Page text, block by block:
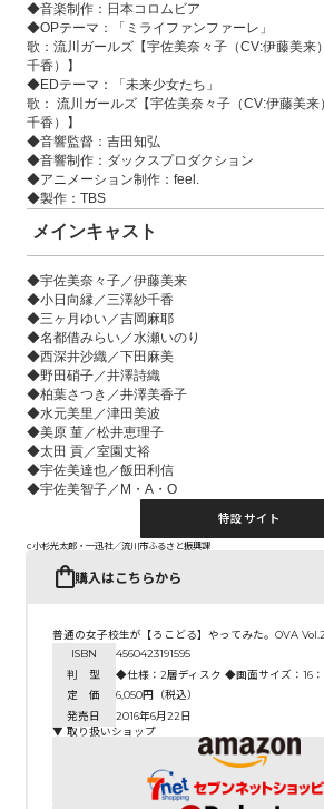
◆音楽制作：日本コロムビア
◆OPテーマ：「ミライファンファーレ」
歌：流川ガールズ【宇佐美奈々子（CV:伊藤美来
千香）】
◆EDテーマ：「未来少女たち」
歌： 流川ガールズ【宇佐美奈々子（CV:伊藤美
千香）】
◆音響監督：吉田知弘
◆音響制作：ダックスプロダクション
◆アニメーション制作：feel.
◆製作：TBS
メインキャスト
◆宇佐美奈々子／伊藤美来
◆小日向縁／三澤紗千香
◆三ヶ月ゆい／吉岡麻耶
◆名都借みらい／水瀬いのり
◆西深井沙織／下田麻美
◆野田硝子／井澤詩織
◆柏葉さつき／井澤美香子
◆水元美里／津田美波
◆美原 菫／松井恵理子
◆太田 貢／室園丈裕
◆宇佐美達也／飯田利信
◆宇佐美智子／M・A・O
特設サイト
c小杉光太郎・一迅社／流川市ふるさと振興課
購入はこちらから
普通の女子校生が【ろこどる】やってみた。OVA
ISBN
4560423191595
判 型
◆仕様：2層ディスク ◆画面サイズ：
定 価
6,050円（税込）
発売日
2016年6月22日
▼ 取り扱いショップ